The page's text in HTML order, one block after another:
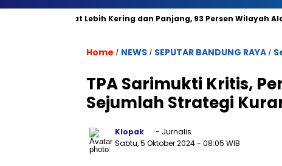
Jawa Barat Lebih Kering dan Panjang, 93 Persen Wilayah Alami
Home / NEWS / SEPUTAR BANDUNG RAYA /
TPA Sarimukti Kritis,
Sejumlah Strategi
Klopak
- Jurnalis
Sabtu, 5 Oktober 2024- 08:05 WIB